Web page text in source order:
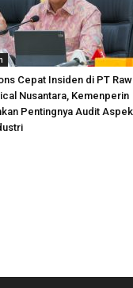
Cepat Insiden di PT Raw
Nusantara, Kemenperin
Pentingnya Audit Aspek